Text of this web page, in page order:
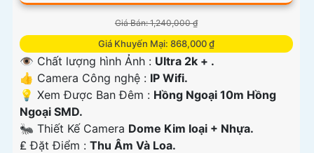
Giá Bán: 1,240,000 ₫
Giá Khuyến Mại: 868,000 ₫
👁 Chất lượng hình Ảnh : Ultra 2k + .
👍 Camera Công nghệ : IP Wifi.
💡 Xem Được Ban Đêm : Hồng Ngoại 10m Hồng
Ngoại SMD.
🐜 Thiết Kế Camera Dome Kim loại + Nhựa.
️₤ Đặt Điểm : Thu Âm Và Loa.